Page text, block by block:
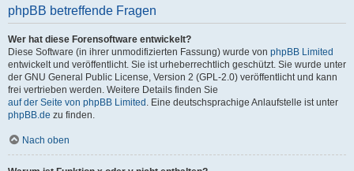
phpBB betreffende Fragen
Wer hat diese Forensoftware entwickelt?
Diese Software (in ihrer unmodifizierten Fassung) wurde von phpBB Limited
entwickelt und veröffentlicht. Sie ist urheberrechtlich geschützt. Sie wurde unter
der GNU General Public License, Version 2 (GPL-2.0) veröffentlicht und kann
frei vertrieben werden. Weitere Details finden Sie
auf der Seite von phpBB Limited . Eine deutschsprachige Anlaufstelle ist unter
phpBB.de zu finden.
Nach oben